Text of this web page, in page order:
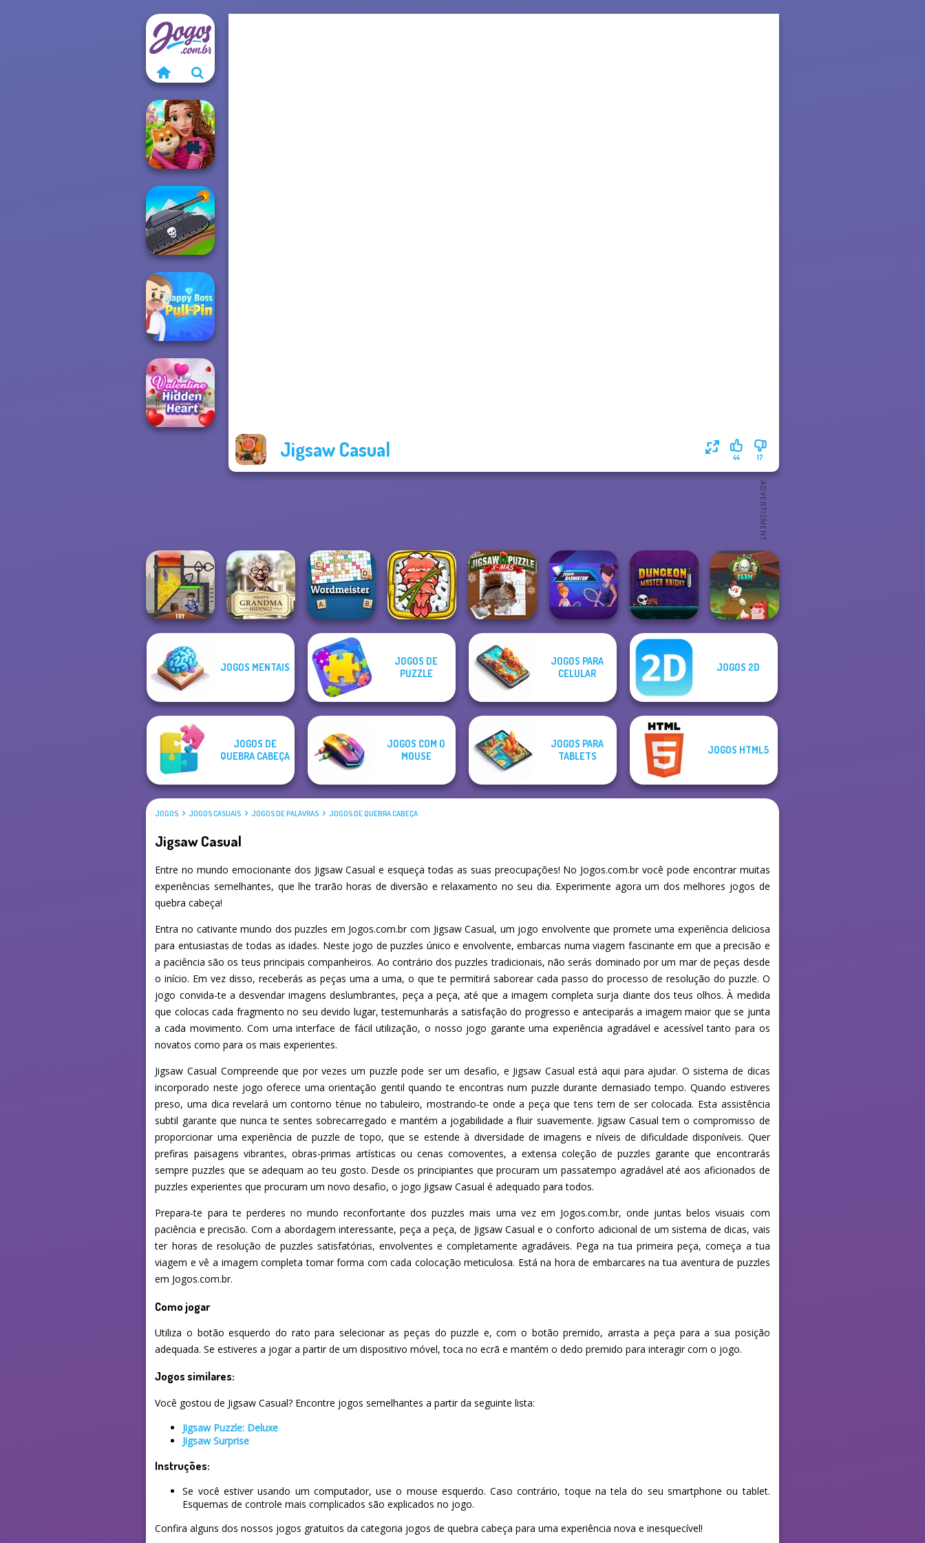
Jigsaw Casual 17
44
Royal Jigsaw
Tanks 2D: Tank
Wars
Happy Boss Pull
Pin
Rescue Hero
What Is Grandma
Wordmeister
Giant Sushi:
Merge Master
Game
Jigsaw Puzzle
XMas
Power
Badminton
Dungeon Master
Knight
JOGOS MENTAIS
JOGOS DE
PUZZLE
JOGOS PARA
CELULAR
JOGOS 2D
JOGOS DE
QUEBRA CABEÇA
JOGOS COM O
MOUSE
JOGOS PARA
TABLETS
JOGOS HTML5
JOGOS JOGOS CASUAIS JOGOS DE PALAVRAS JOGOS DE QUEBRA CABEÇA
Jigsaw Casual
Entre no mundo emocionante dos Jigsaw Casual e esqueça todas as suas preocupações! No Jogos.com.br você pode encontrar muitas
experiências semelhantes, que lhe trarão horas de diversão e relaxamento no seu dia. Experimente agora um dos melhores jogos de
quebra cabeça!
Entra no cativante mundo dos puzzles em Jogos.com.br com Jigsaw Casual, um jogo envolvente que promete uma experiência deliciosa
para entusiastas de todas as idades. Neste jogo de puzzles único e envolvente, embarcas numa viagem fascinante em que a precisão e
a paciência são os teus principais companheiros. Ao contrário dos puzzles tradicionais, não serás dominado por um mar de peças desde
o início. Em vez disso, receberás as peças uma a uma, o que te permitirá saborear cada passo do processo de resolução do puzzle. O
jogo convida-te a desvendar imagens deslumbrantes, peça a peça, até que a imagem completa surja diante dos teus olhos. À medida
que colocas cada fragmento no seu devido lugar, testemunharás a satisfação do progresso e anteciparás a imagem maior que se junta
a cada movimento. Com uma interface de fácil utilização, o nosso jogo garante uma experiência agradável e acessível tanto para os
novatos como para os mais experientes.
Jigsaw Casual Compreende que por vezes um puzzle pode ser um desafio, e Jigsaw Casual está aqui para ajudar. O sistema de dicas
incorporado neste jogo oferece uma orientação gentil quando te encontras num puzzle durante demasiado tempo. Quando estiveres
preso, uma dica revelará um contorno ténue no tabuleiro, mostrando-te onde a peça que tens tem de ser colocada. Esta assistência
subtil garante que nunca te sentes sobrecarregado e mantém a jogabilidade a fluir suavemente. Jigsaw Casual tem o compromisso de
proporcionar uma experiência de puzzle de topo, que se estende à diversidade de imagens e níveis de dificuldade disponíveis. Quer
prefiras paisagens vibrantes, obras-primas artísticas ou cenas comoventes, a extensa coleção de puzzles garante que encontrarás
sempre puzzles que se adequam ao teu gosto. Desde os principiantes que procuram um passatempo agradável até aos aficionados de
puzzles experientes que procuram um novo desafio, o jogo Jigsaw Casual é adequado para todos.
Prepara-te para te perderes no mundo reconfortante dos puzzles mais uma vez em Jogos.com.br, onde juntas belos visuais com
paciência e precisão. Com a abordagem interessante, peça a peça, de Jigsaw Casual e o conforto adicional de um sistema de dicas, vais
ter horas de resolução de puzzles satisfatórias, envolventes e completamente agradáveis. Pega na tua primeira peça, começa a tua
viagem e vê a imagem completa tomar forma com cada colocação meticulosa. Está na hora de embarcares na tua aventura de puzzles
em Jogos.com.br.
Como jogar
Utiliza o botão esquerdo do rato para selecionar as peças do puzzle e, com o botão premido, arrasta a peça para a sua posição
adequada. Se estiveres a jogar a partir de um dispositivo móvel, toca no ecrã e mantém o dedo premido para interagir com o jogo.
Jogos similares:
Você gostou de Jigsaw Casual? Encontre jogos semelhantes a partir da seguinte lista:
Jigsaw Puzzle: Deluxe
Jigsaw Surprise
Instruções:
Se você estiver usando um computador, use o mouse esquerdo. Caso contrário, toque na tela do seu smartphone ou tablet.
Esquemas de controle mais complicados são explicados no jogo.
Confira alguns dos nossos jogos gratuitos da categoria jogos de quebra cabeça para uma experiência nova e inesquecível!